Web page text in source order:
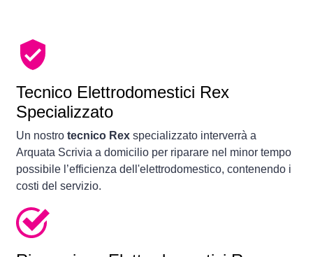
Tecnico Elettrodomestici Rex
Specializzato
Un nostro tecnico Rex specializzato interverrà a
Arquata Scrivia a domicilio per riparare nel minor tempo
possibile l’efficienza dell'elettrodomestico, contenendo i
costi del servizio.